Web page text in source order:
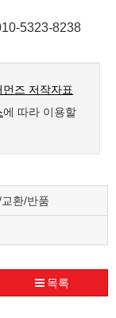
5323-8238
즈 저작자표
에 따라 이용할
환/반품
목록